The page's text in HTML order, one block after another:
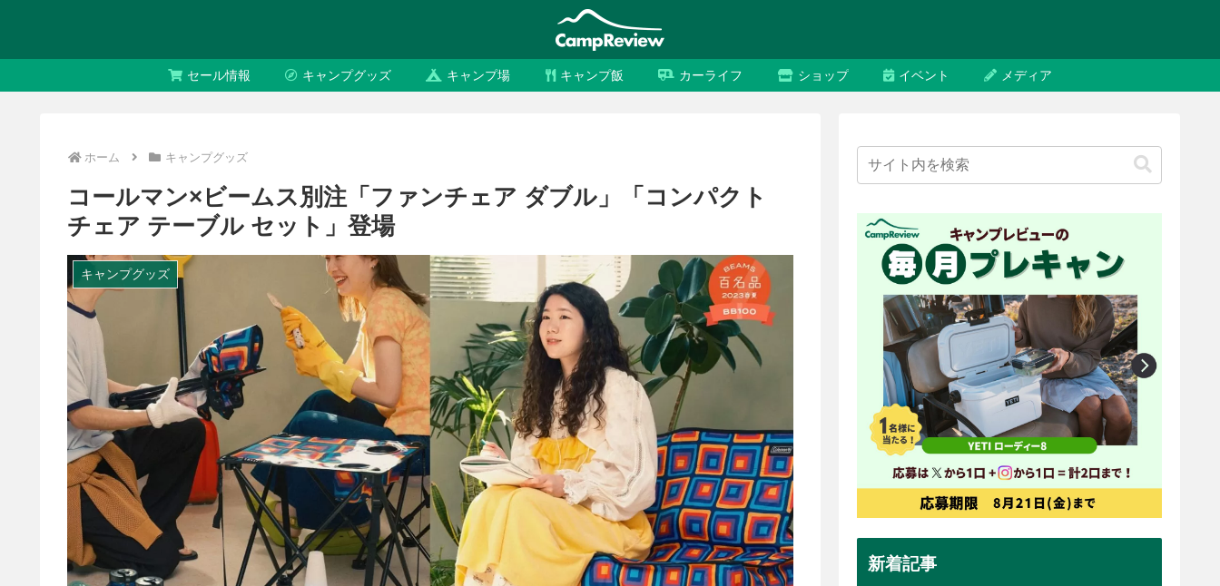
セール情報 キャンプグッズ キャンプ場 キャンプ飯 カーライフ ショップ イベント メディア
ホーム キャンプグッズ
コールマン×ビームス別注「ファンチェア ダブル」「コンパクト
チェア テーブル セット」登場
キャンプグッズ
新着記事